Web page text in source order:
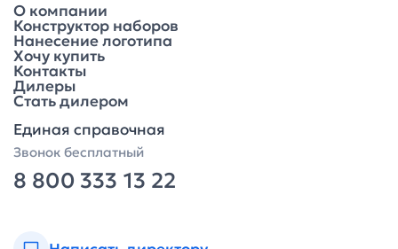
О компании
Конструктор наборов
Нанесение логотипа
Хочу купить
Контакты
Дилеры
Стать дилером
Единая справочная
Звонок бесплатный
8 800 333 13 22